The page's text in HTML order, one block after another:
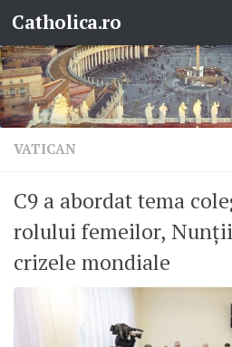
Skip to content
Catholica.ro
VATICAN
C9 a abordat tema
rolului femeilor,
crizele mondiale